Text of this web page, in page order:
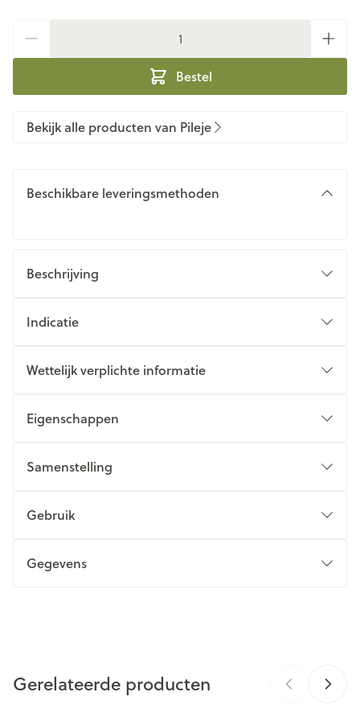
Bestel
Bekijk alle producten van Pileje
Beschikbare leveringsmethoden
Beschrijving
Indicatie
Wettelijk verplichte informatie
Eigenschappen
Samenstelling
Microbiotische
Gebruik
Gegevens
Merken Pileje
Gerelateerde producten